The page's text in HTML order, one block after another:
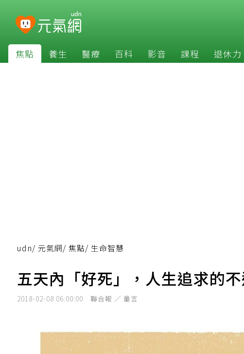
焦點 養生 醫療 百科 影音 課程 退休力
udn/ 元氣網/ 焦點/ 生命智慧
五天內「好死」，人生追求的
2018-02-08 06:00:00 聯合報 ／ 童言